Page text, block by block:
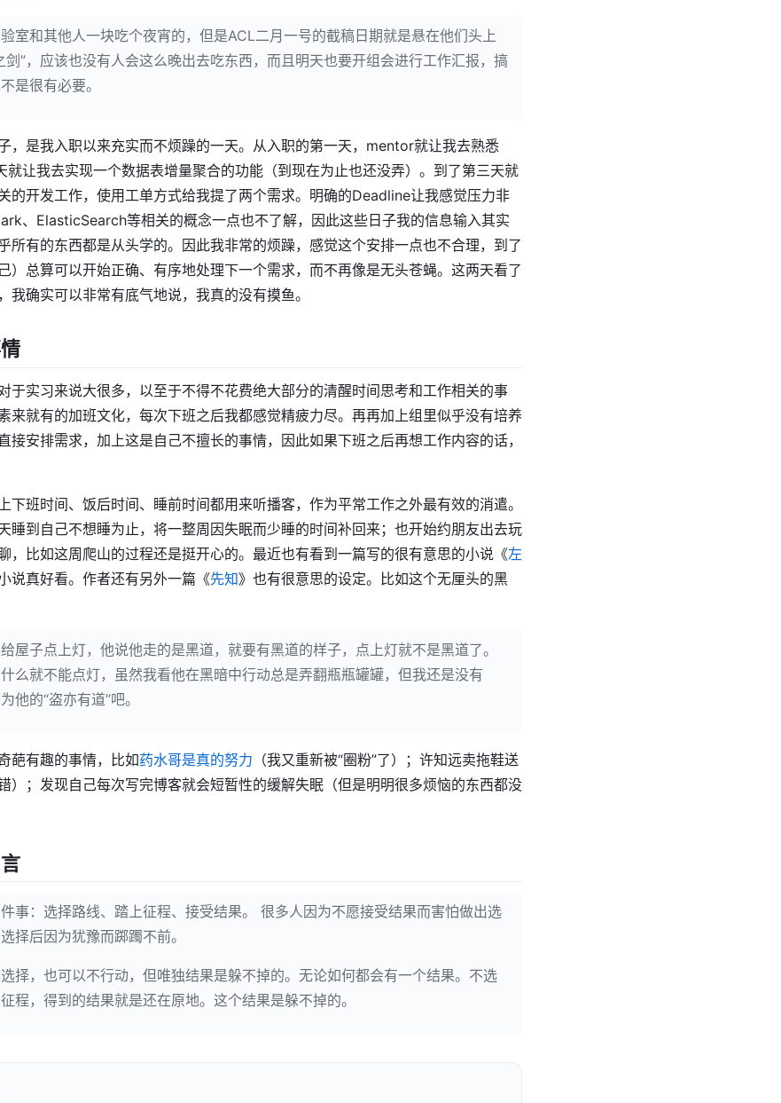
室和其他人一块吃个夜宵的，但是ACL二月一号的截稿日期就是悬在他们头上
剑”，应该也没有人会这么晚出去吃东西，而且明天也要开组会进行工作汇报，搞
是很有必要。
，是我入职以来充实而不烦躁的一天。从入职的第一天，mentor就让我去熟悉
就让我去实现一个数据表增量聚合的功能（到现在为止也还没弄）。到了第三天就
的开发工作，使用工单方式给我提了两个需求。明确的Deadline让我感觉压力非
、ElasticSearch等相关的概念一点也不了解，因此这些日子我的信息输入其实
所有的东西都是从头学的。因此我非常的烦躁，感觉这个安排一点也不合理，到了
）总算可以开始正确、有序地处理下一个需求，而不再像是无头苍蝇。这两天看了
我确实可以非常有底气地说，我真的没有摸鱼。
于实习来说大很多，以至于不得不花费绝大部分的清醒时间思考和工作相关的事
来就有的加班文化，每次下班之后我都感觉精疲力尽。再再加上组里似乎没有培养
接安排需求，加上这是自己不擅长的事情，因此如果下班之后再想工作内容的话，
下班时间、饭后时间、睡前时间都用来听播客，作为平常工作之外最有效的消遣。
睡到自己不想睡为止，将一整周因失眠而少睡的时间补回来；也开始约朋友出去玩
，比如这周爬山的过程还是挺开心的。最近也有看到一篇写的很有意思的小说《左
说真好看。作者还有另外一篇《先知》也有很意思的设定。比如这个无厘头的黑
屋子点上灯，他说他走的是黑道，就要有黑道的样子，点上灯就不是黑道了。
么就不能点灯，虽然我看他在黑暗中行动总是弄翻瓶瓶罐罐，但我还是没有
他的“盗亦有道”吧。
葩有趣的事情，比如药水哥是真的努力 （我又重新被“圈粉”了）；许知远卖拖鞋送
）；发现自己每次写完博客就会短暂性的缓解失眠（但是明明很多烦恼的东西都没
事：选择路线、踏上征程、接受结果。 很多人因为不愿接受结果而害怕做出选
择后因为犹豫而踯躅不前。
择，也可以不行动，但唯独结果是躲不掉的。无论如何都会有一个结果。不选
程，得到的结果就是还在原地。这个结果是躲不掉的。